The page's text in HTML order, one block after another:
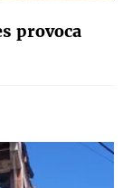
provoca